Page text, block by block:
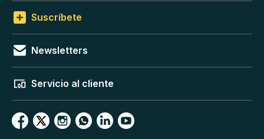
Suscríbete
Newsletters
Servicio al cliente